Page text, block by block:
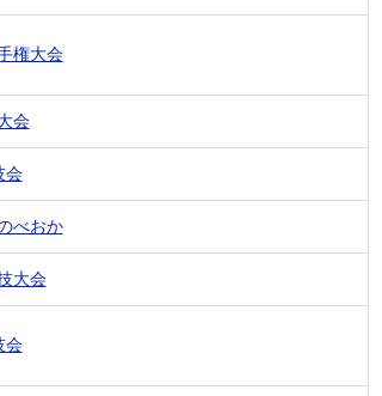
権大会
会
会
べおか
大会
会